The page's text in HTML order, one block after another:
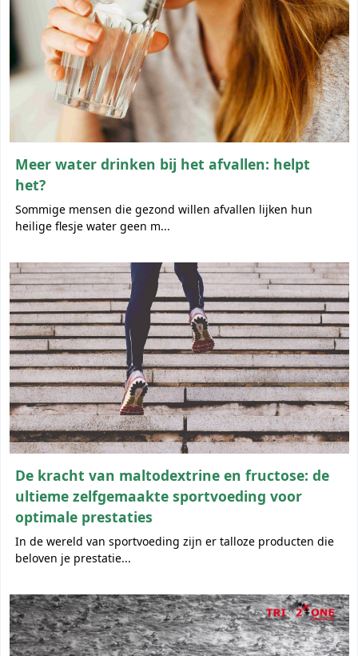
Meer water drinken bij het afvallen: helpt
het?
Sommige mensen die gezond willen afvallen lijken hun
heilige flesje water geen m...
De kracht van maltodextrine en fructose: de
ultieme zelfgemaakte sportvoeding voor
optimale prestaties
In de wereld van sportvoeding zijn er talloze producten die
beloven je prestatie...